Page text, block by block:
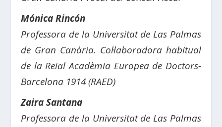
Mónica Rincón
Professora de la Universitat de Las Palmas
de Gran Canària. Col·laboradora habitual
de la Reial Acadèmia Europea de Doctors-
Barcelona 1914 (RAED)
Zaira Santana
Professora de la Universitat de Las Palmas